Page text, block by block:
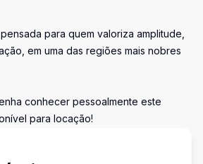
para quem valoriza amplitude,
em uma das regiões mais nobres
conhecer pessoalmente este
para locação!